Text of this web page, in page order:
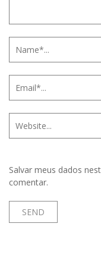
Salvar meus dados
comentar.